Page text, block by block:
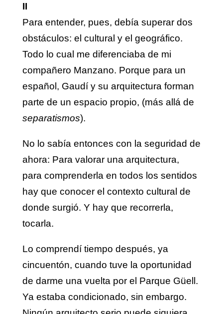
II
Para entender, pues, debía superar dos
obstáculos: el cultural y el geográfico.
Todo lo cual me diferenciaba de mi
compañero Manzano. Porque para un
español, Gaudí y su arquitectura forman
parte de un espacio propio, (más allá de
separatismos).
No lo sabía entonces con la seguridad de
ahora: Para valorar una arquitectura,
para comprenderla en todos los sentidos
hay que conocer el contexto cultural de
donde surgió. Y hay que recorrerla,
tocarla.
Lo comprendí tiempo después, ya
cincuentón, cuando tuve la oportunidad
de darme una vuelta por el Parque Güell.
Ya estaba condicionado, sin embargo.